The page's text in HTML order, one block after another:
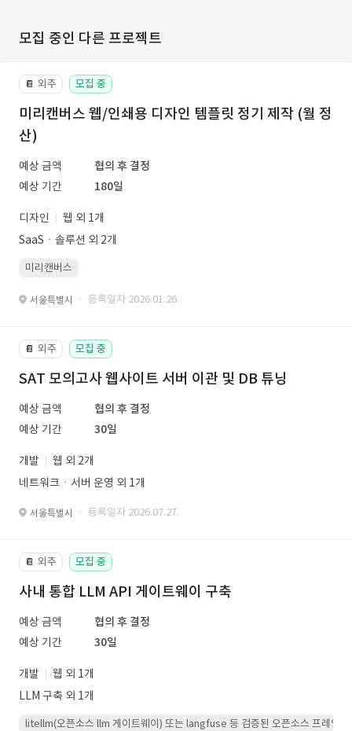
모집 중인 다른 프로젝트
📔 외주 모집 중
미리캔버스 웹/인쇄용 디자인 템플릿 정기 제작 (월 정
산)
예상 금액
협의 후 결정
예상 기간
180일
디자인
웹 외 1개
SaaSㆍ솔루션 외 2개
미리캔버스
서울특별시 · 등록일자 2026.01.26.
📔 외주 모집 중
SAT 모의고사 웹사이트 서버 이관 및 DB 튜닝
예상 금액
협의 후 결정
예상 기간
30일
개발
웹 외 2개
네트워크ㆍ서버 운영 외 1개
서울특별시 · 등록일자 2026.07.27.
📔 외주 모집 중
사내 통합 LLM API 게이트웨이 구축
예상 금액
협의 후 결정
예상 기간
30일
개발
웹 외 1개
LLM 구축 외 1개
litellm(오픈소스 llm 게이트웨이) 또는 langfuse 등 검증된 오픈소스 프레임워